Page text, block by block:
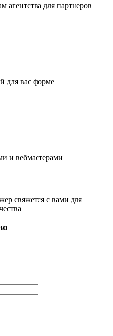
агентства для партнеров
для вас форме
и вебмастерами
свяжется с вами для